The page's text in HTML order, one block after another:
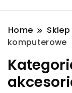
Home Sklep
komputerowe